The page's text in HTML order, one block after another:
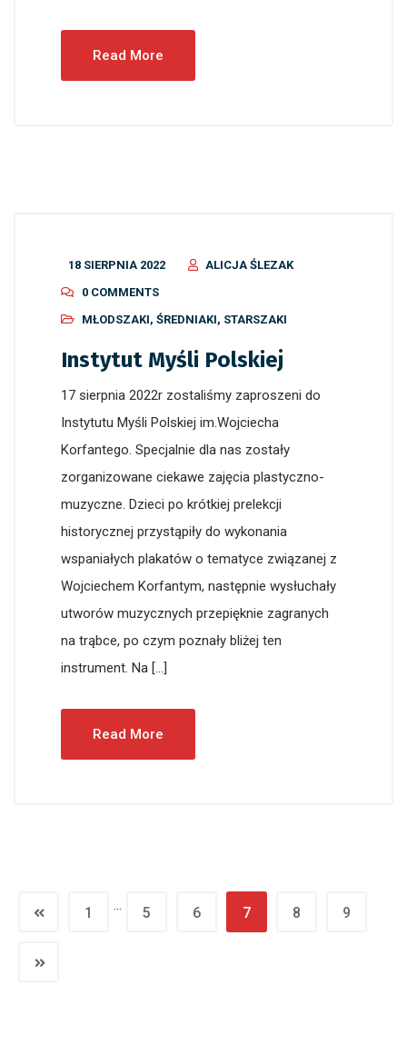
Read More
18 SIERPNIA 2022
ALICJA ŚLEZAK
0 COMMENTS
MŁODSZAKI, ŚREDNIAKI, STARSZAKI
Instytut Myśli Polskiej
17 sierpnia 2022r zostaliśmy zaproszeni do
Instytutu Myśli Polskiej im.Wojciecha
Korfantego. Specjalnie dla nas zostały
zorganizowane ciekawe zajęcia plastyczno-
muzyczne. Dzieci po krótkiej prelekcji
historycznej przystąpiły do wykonania
wspaniałych plakatów o tematyce związanej z
Wojciechem Korfantym, następnie wysłuchały
utworów muzycznych przepięknie zagranych
na trąbce, po czym poznały bliżej ten
instrument. Na […]
Read More
1 … 5 6 7 8 9